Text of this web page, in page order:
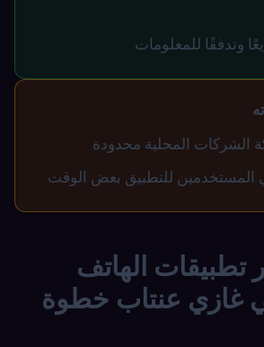
وتدفقًا للمعلومات
الشركات المحلية محدودة
المستخدمين للتطبيق بعض الوقت
تطبيقات الهاتف
غازي عنتاب خطوة